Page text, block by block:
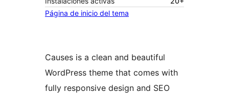
Página de inicio del tema
Causes is a clean and beautiful
WordPress theme that comes with
fully responsive design and SEO